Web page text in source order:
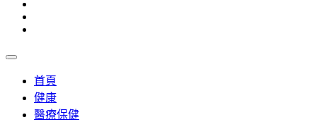
首頁
健康
醫療保健